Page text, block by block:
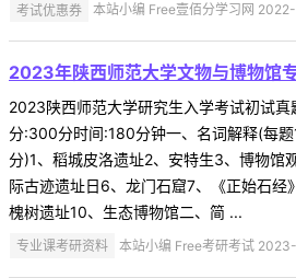
考试优惠券 本站小编 Free壹佰分学习网
2023年陕西师范大学文物与博物馆
2023陕西师范大学研究生入学考试初试
分:300分时间:180分钟一、名词解释(每
分)1、稻城皮洛遗址2、安特生3、博物馆
际古迹遗址日6、龙门石窟7、《正始石经
槐树遗址10、生态博物馆二、简 ...
专业课考研资料 本站小编 Free考研考试